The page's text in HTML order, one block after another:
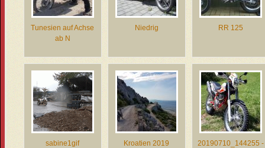
Tunesien auf Achse
ab N
Niedrig RR 125
sabine1gif Kroatien 2019
20190710_144255 -